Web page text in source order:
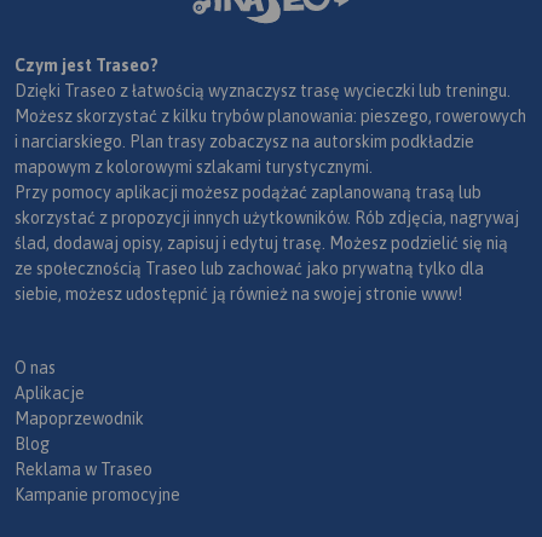
Czym jest Traseo?
Dzięki Traseo z łatwością wyznaczysz trasę wycieczki lub treningu.
Możesz skorzystać z kilku trybów planowania: pieszego, rowerowych
i narciarskiego. Plan trasy zobaczysz na autorskim podkładzie
mapowym z kolorowymi szlakami turystycznymi.
Przy pomocy aplikacji możesz podążać zaplanowaną trasą lub
skorzystać z propozycji innych użytkowników. Rób zdjęcia, nagrywaj
ślad, dodawaj opisy, zapisuj i edytuj trasę. Możesz podzielić się nią
ze społecznością Traseo lub zachować jako prywatną tylko dla
siebie, możesz udostępnić ją również na swojej stronie www!
O nas
Aplikacje
Mapoprzewodnik
Blog
Reklama w Traseo
Kampanie promocyjne